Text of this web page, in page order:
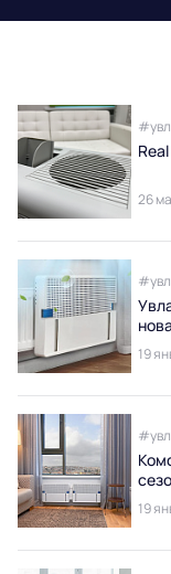
26
19
19